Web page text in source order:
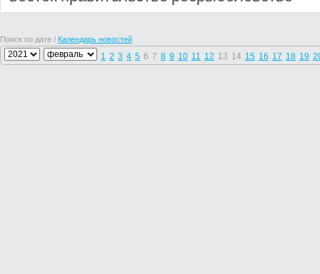
Поиск по дате / Календарь новостей
1 2 3 4 5 6 7 8 9 10 11 12 13 14 15 16 17 18 19